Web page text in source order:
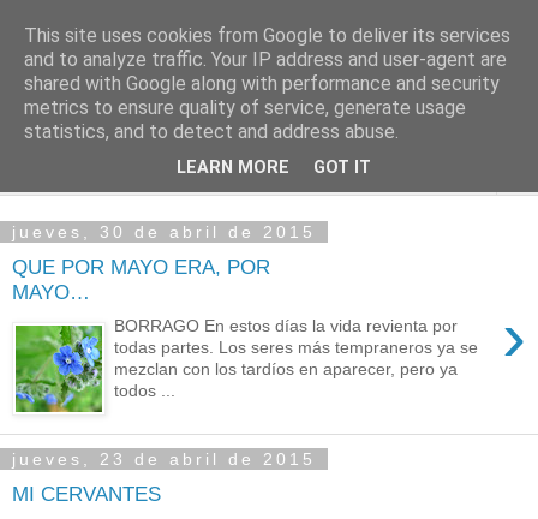
PASEANTE SILENCIOSO
Blog personal de Emilio Valadé del Río
jueves, 30 de abril de 2015
QUE POR MAYO ERA, POR
MAYO…
›
BORRAGO En estos días la vida revienta por
todas partes. Los seres más tempraneros ya se
mezclan con los tardíos en aparecer, pero ya
todos ...
jueves, 23 de abril de 2015
MI CERVANTES
This site uses cookies from Google to deliver its services
and to analyze traffic. Your IP address and user-agent are
shared with Google along with performance and security
metrics to ensure quality of service, generate usage
statistics, and to detect and address abuse.
LEARN MORE GOT IT